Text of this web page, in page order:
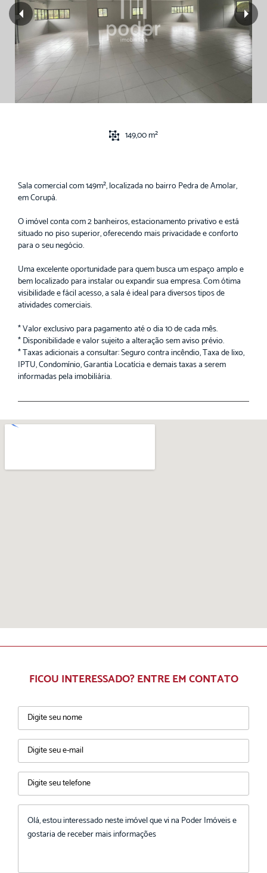
149,00 m²
Sala comercial com 149m², localizada no bairro Pedra de Amolar,
em Corupá.
O imóvel conta com 2 banheiros, estacionamento privativo e está
situado no piso superior, oferecendo mais privacidade e conforto
para o seu negócio.
Uma excelente oportunidade para quem busca um espaço amplo e
bem localizado para instalar ou expandir sua empresa. Com ótima
visibilidade e fácil acesso, a sala é ideal para diversos tipos de
atividades comerciais.
* Valor exclusivo para pagamento até o dia 10 de cada mês.
* Disponibilidade e valor sujeito a alteração sem aviso prévio.
* Taxas adicionais a consultar: Seguro contra incêndio, Taxa de lixo,
IPTU, Condomínio, Garantia Locatícia e demais taxas a serem
informadas pela imobiliária.
FICOU INTERESSADO? ENTRE EM CONTATO